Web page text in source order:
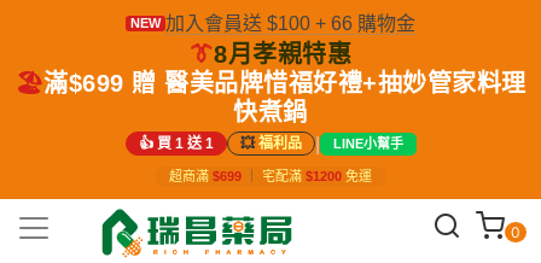
NEW 加入會員送 $100 + 66 購物金
👔8月孝親特惠
🏖️滿$699 贈 醫美品牌惜福好禮+抽妙管家料理
快煮鍋
👍 買 1 送 1 💥福利品 | LINE小幫手
超商滿 $699 宅配滿 $1200 免運
0